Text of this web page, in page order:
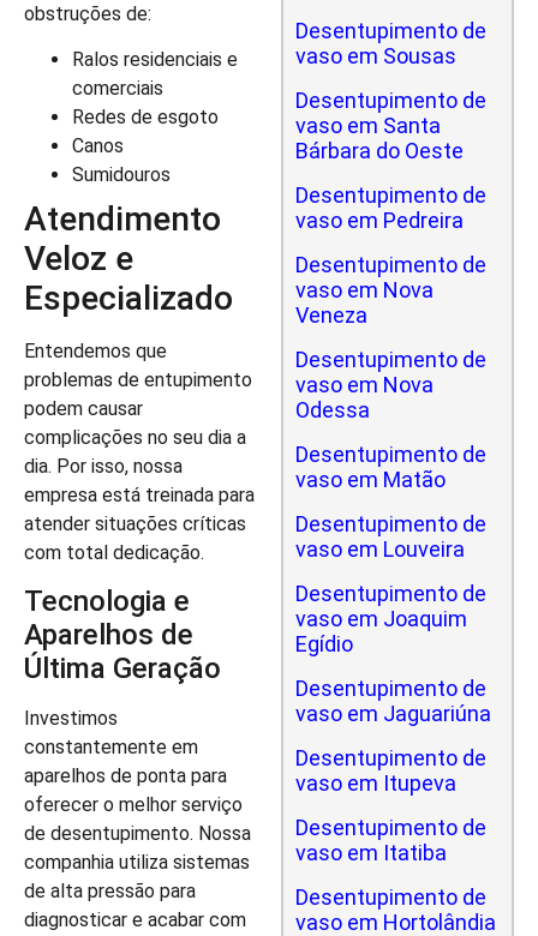
obstruções de:
Ralos residenciais e
comerciais
Redes de esgoto
Canos
Sumidouros
Atendimento
Veloz e
Especializado
Entendemos que
problemas de entupimento
podem causar
complicações no seu dia a
dia. Por isso, nossa
empresa está treinada para
atender situações críticas
com total dedicação.
Tecnologia e
Aparelhos de
Última Geração
Investimos
constantemente em
aparelhos de ponta para
oferecer o melhor serviço
de desentupimento. Nossa
companhia utiliza sistemas
de alta pressão para
diagnosticar e acabar com
Desentupimento de
vaso em Sousas
Desentupimento de
vaso em Santa
Bárbara do Oeste
Desentupimento de
vaso em Pedreira
Desentupimento de
vaso em Nova
Veneza
Desentupimento de
vaso em Nova
Odessa
Desentupimento de
vaso em Matão
Desentupimento de
vaso em Louveira
Desentupimento de
vaso em Joaquim
Egídio
Desentupimento de
vaso em Jaguariúna
Desentupimento de
vaso em Itupeva
Desentupimento de
vaso em Itatiba
Desentupimento de
vaso em Hortolândia